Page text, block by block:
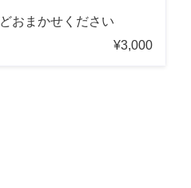
おまかせください
¥3,000